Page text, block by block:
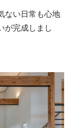
ない日常も心地
が完成しまし